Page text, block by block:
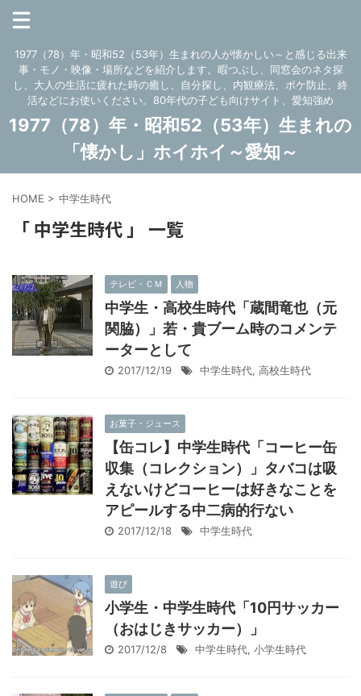
1977（78）年・昭和52（53年）生まれの人が懐かしい～と感じる出来
事・モノ・映像・場所などを紹介します。暇つぶし、同窓会のネタ探
し、大人の生活に疲れた時の癒し、自分探し、内観療法、ボケ防止、終
活などにお使いください。80年代の子ども向けサイト、愛知強め
1977（78）年・昭和52（53年）生まれの
「懐かし」ホイホイ～愛知～
HOME > 中学生時代
「 中学生時代 」 一覧
テレビ・ＣＭ 人物
中学生・高校生時代「蔵間竜也（元
関脇）」若・貴ブーム時のコメンテ
ーターとして
2017/12/19 中学生時代, 高校生時代
お菓子・ジュース
【缶コレ】中学生時代「コーヒー缶
収集（コレクション）」タバコは吸
えないけどコーヒーは好きなことを
アピールする中二病的行ない
2017/12/18 中学生時代
遊び
小学生・中学生時代「10円サッカー
（おはじきサッカー）」
2017/12/8 中学生時代, 小学生時代